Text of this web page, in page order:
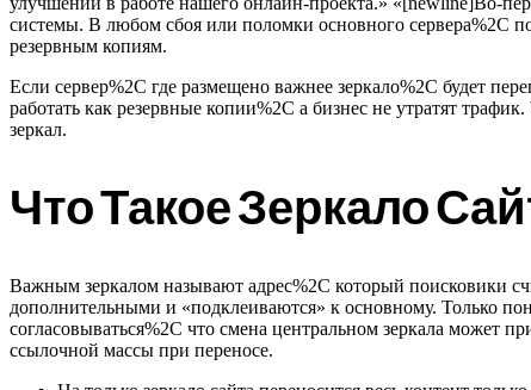
системы. В любом сбоя или поломки основного сервера%2C
резервным копиям.
Если сервер%2C где размещено важнее зеркало%2C будет
работать как резервные копии%2C а бизнес не утратят
зеркал.
Что Такое Зеркало
Важным зеркалом называют адрес%2C который поисковики
дополнительными и «подклеиваются» к основному. Только
согласовываться%2C что смена центральном зеркала может
ссылочной массы при переносе.